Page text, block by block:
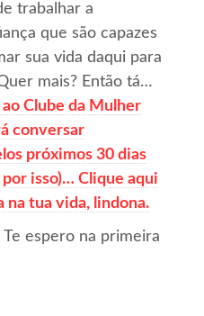
trabalhar a
que são capazes
sua vida daqui para
mais? Então tá…
Clube da Mulher
conversar
próximos 30 dias
por isso)… Clique aqui
na tua vida, lindona.
espero na primeira